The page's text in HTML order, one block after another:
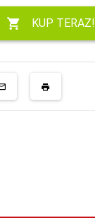
KUP TERAZ!